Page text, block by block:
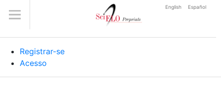
Registrar-se
Acesso
English Español